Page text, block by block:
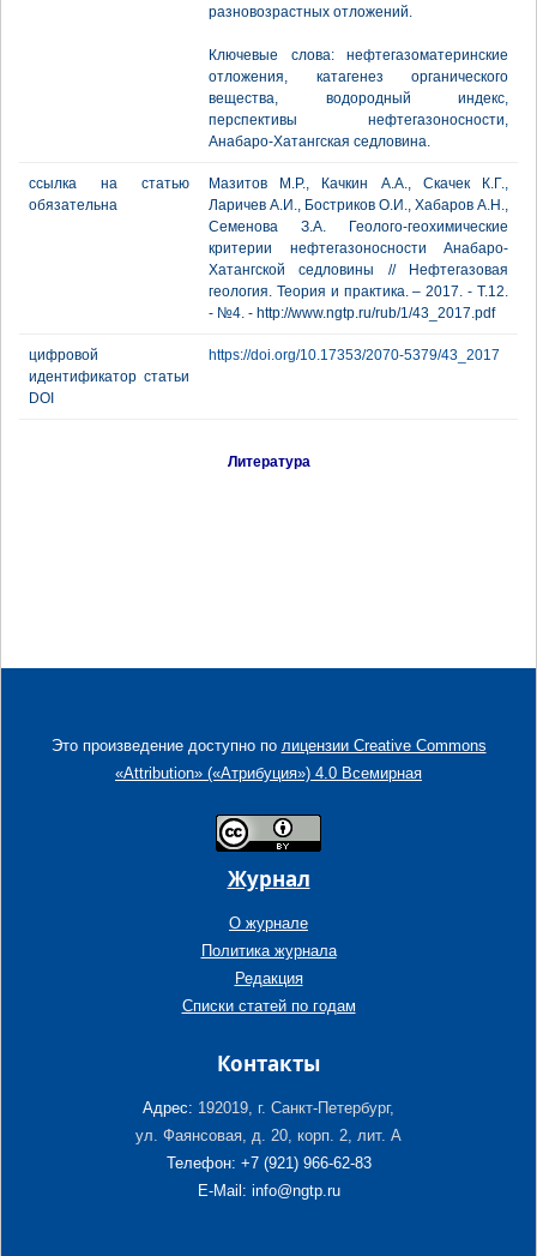
разновозрастных отложений.
Ключевые слова: нефтегазоматеринские
отложения, катагенез органического
вещества, водородный индекс,
перспективы нефтегазоносности,
Анабаро-Хатангская седловина.
ссылка на статью
обязательна
Мазитов М.Р., Качкин А.А., Скачек К.Г.,
Ларичев А.И., Бостриков О.И., Хабаров А.Н.,
Семенова З.А. Геолого-геохимические
критерии нефтегазоносности Анабаро-
Хатангской седловины // Нефтегазовая
геология. Теория и практика. – 2017. - Т.12.
- №4. - http://www.ngtp.ru/rub/1/43_2017.pdf
цифровой
идентификатор статьи
DOI
https://doi.org/10.17353/2070-5379/43_2017
Литература
Это произведение доступно по лицензии Creative Commons
«Attribution» («Атрибуция») 4.0 Всемирная
Журнал
О журнале
Политика журнала
Редакция
Списки статей по годам
Контакты
Адрес: 192019, г. Санкт-Петербург,
ул. Фаянсовая, д. 20, корп. 2, лит. А
Телефон: +7 (921) 966-62-83
E-Mail: info@ngtp.ru